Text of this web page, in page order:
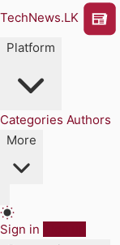
TechNews.LK
Platform
Categories Authors
More
Sign in